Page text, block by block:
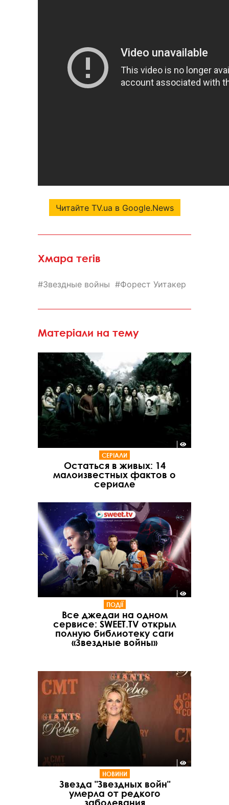
Читайте TV.ua в Google.News
Хмара тегів
Звездные войны Форест Уитакер
Матеріали на тему
СЕРІАЛИ
Остаться в живых: 14
малоизвестных фактов о
сериале
ПОДІЇ
Все джедаи на одном
сервисе: SWEET.TV открыл
полную библиотеку саги
«Звездные войны»
НОВИНИ
Звезда "Звездных войн"
умерла от редкого
заболевания